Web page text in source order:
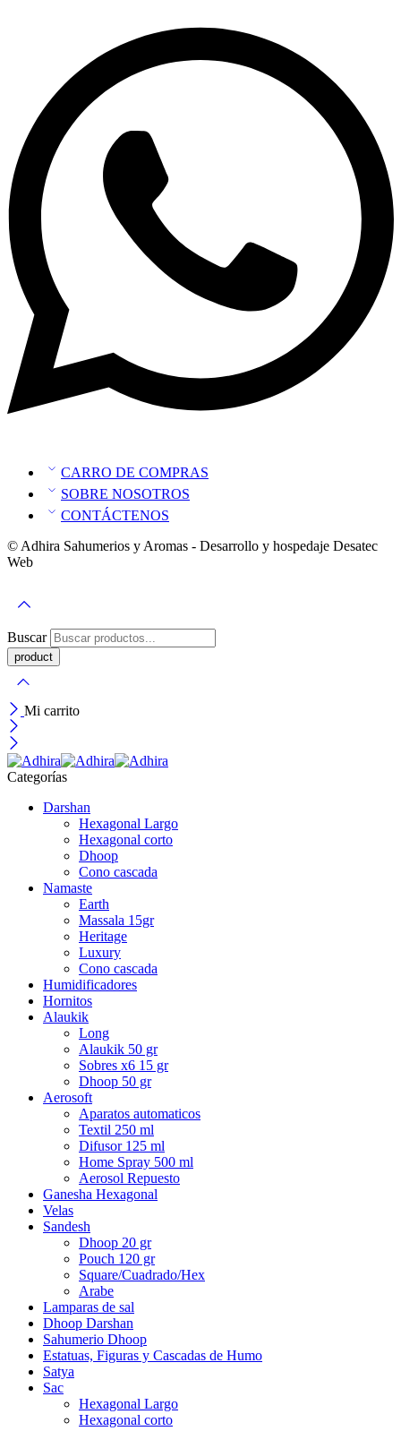
CARRO DE COMPRAS
SOBRE NOSOTROS
CONTÁCTENOS
© Adhira Sahumerios y Aromas - Desarrollo y hospedaje Desatec
Web
Buscar
Mi carrito
Categorías
Darshan
Hexagonal Largo
Hexagonal corto
Dhoop
Cono cascada
Namaste
Earth
Massala 15gr
Heritage
Luxury
Cono cascada
Humidificadores
Hornitos
Alaukik
Long
Alaukik 50 gr
Sobres x6 15 gr
Dhoop 50 gr
Aerosoft
Aparatos automaticos
Textil 250 ml
Difusor 125 ml
Home Spray 500 ml
Aerosol Repuesto
Ganesha Hexagonal
Velas
Sandesh
Dhoop 20 gr
Pouch 120 gr
Square/Cuadrado/Hex
Arabe
Lamparas de sal
Dhoop Darshan
Sahumerio Dhoop
Estatuas, Figuras y Cascadas de Humo
Satya
Sac
Hexagonal Largo
Hexagonal corto